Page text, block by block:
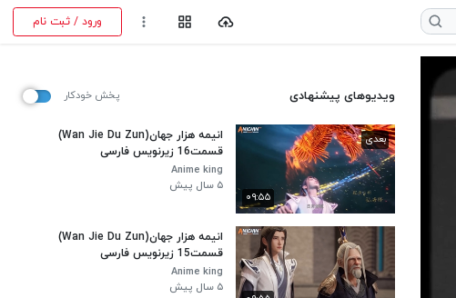
ورود / ثبت نام
ویدیوهای پیشنهادی پخش خودکار
۰۹:۵۵
بعدی
انیمه هزار جهان(Wan Jie Du Zun)
قسمت16 زیرنویس فارسی
Anime king
۵ سال پیش
انیمه هزار جهان(Wan Jie Du Zun)
قسمت15 زیرنویس فارسی
Anime king
۵ سال پیش